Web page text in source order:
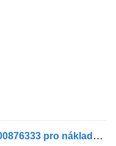
Vstřik paliva Bosch F1700 (-) 0400876333 pro nákladní auta DAF F500-F3600, N (1963-1993)